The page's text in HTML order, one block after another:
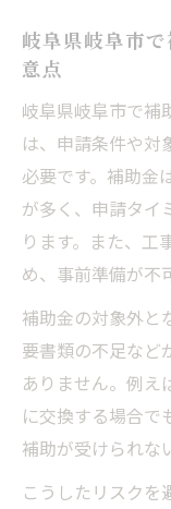
岐阜県岐阜市
意点
岐阜県岐阜市で補
は、申請条件や対
必要です。補助金
が多く、申請タイ
ります。また、工
め、事前準備が不
補助金の対象外と
要書類の不足など
ありません。例え
に交換する場合で
補助が受けられな
こうしたリスクを